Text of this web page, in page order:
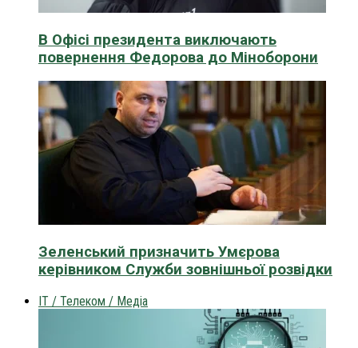
В Офісі президента виключають
повернення Федорова до Міноборони
Зеленський призначить Умєрова
керівником Служби зовнішньої розвідки
IT / Телеком / Медіа